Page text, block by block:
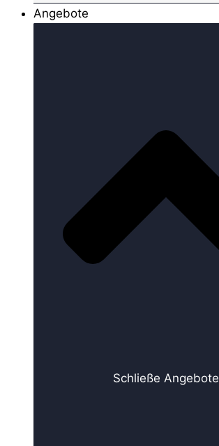
Angebote
Schließe Angebote